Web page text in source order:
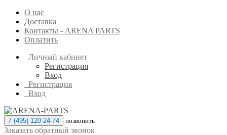
О нас
Доставка
Контакты - ARENA PARTS
Оплатить
Личный кабинет
Регистрация
Вход
Регистрация
Вход
7 (495) 120-24-74 позвонить
Заказать обратный звонок